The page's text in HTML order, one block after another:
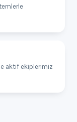
aktif ekiplerimiz